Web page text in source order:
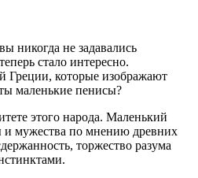
никогда не задавались
стало интересно.
Греции, которые изображают
маленькие пенисы?
этого народа. Маленький
и мужества по мнению древних
торжество разума